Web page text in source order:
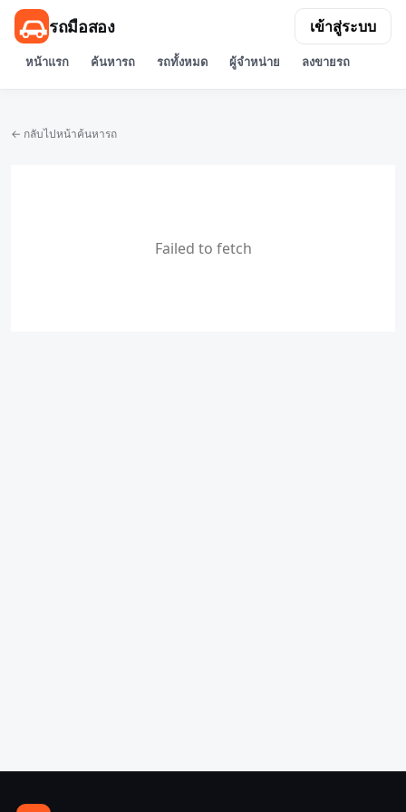
รถมือสอง
หน้าแรก ค้นหารถ รถทั้งหมด ผู้จำหน่าย ลงขายรถ
เข้าสู่ระบบ
← กลับไปหน้าค้นหารถ
Failed to fetch